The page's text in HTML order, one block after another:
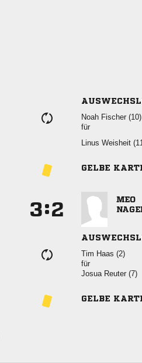
  
für
 
GELBE
:

  
für
  
GELBE